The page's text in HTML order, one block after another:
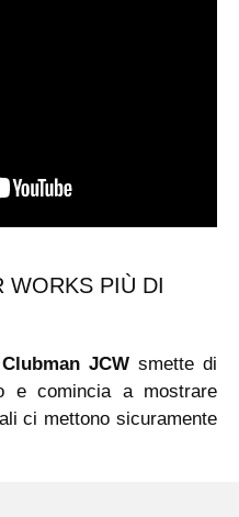
WORKS PIÙ DI
JCW smette di
e comincia a mostrare
ci mettono sicuramente